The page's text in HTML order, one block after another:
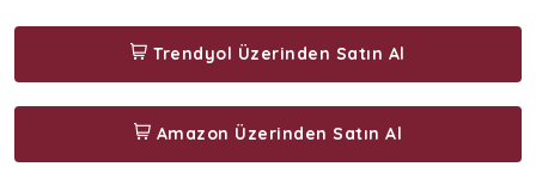
Trendyol Üzerinden Satın Al
Amazon Üzerinden Satın Al